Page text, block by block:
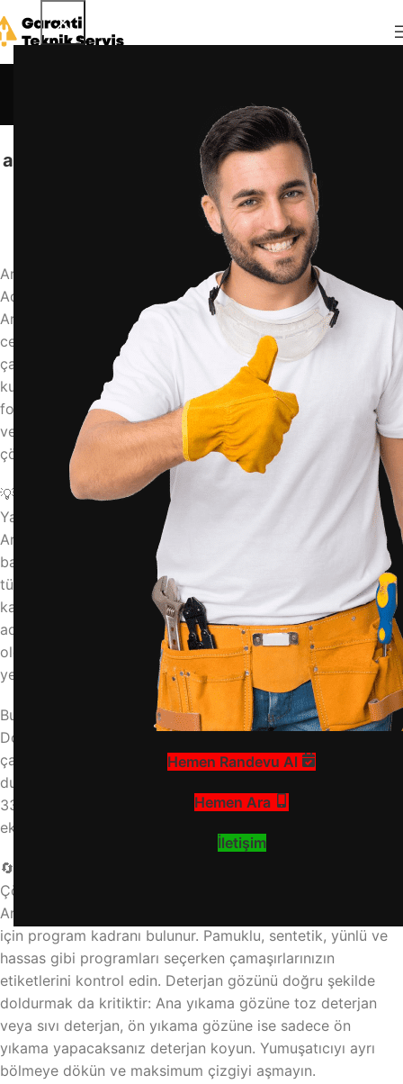
Hemen Randevu Al
Hemen Ara
İletişim
Blog
BLOG
arçelik 3340 yg çamaşır makinesi nasıl çalışır
admin
4 Mayıs 2026
Arçelik 3340 YG Çamaşır Makinesi Nasıl Çalışır? Adım
Adım Kullanım Rehberi
Arçelik 3340 YG çamaşır makinesi nasıl çalışır sorusunun
cevabını bilmek, makinenizin ömrünü uzatır ve
çamaşırlarınızın daha temiz olmasını sağlar. Bu makine,
kullanıcı dostu bir panele sahip olup, temel yıkama
fonksiyonlarını başarıyla yerine getirir. Peki, bu makineyi en
verimli şekilde nasıl kullanabilirsiniz? İşte adım adım
çözümlerle dolu detaylı kılavuz.
💡 Hazırlık Aşaması: Makinenizi Çalıştırmadan Önce
Yapmanız Gerekenler
Arçelik 3340 YG modelinde yıkama işlemi, doğru hazırlıkla
başlar. Öncelikle çamaşırlarınızı renklerine ve kumaş
türlerine göre ayırın. Cepleri boşaltmak, fermuarları
kapatmak ve hassas kumaşları fileye koymak gibi basit
adımları atlamayın. Makinenin su giriş hortumunun açık
olduğundan ve tahliye hortumunun doğru şekilde
yerleştirildiğinden emin olun.
Bu aşama, makinenizin sorunsuz çalışmasının temelidir.
Doğru hazırlık, hem enerji tüketimini azaltır hem de
çamaşırlarınızın zarar görmesini engeller. Bu gibi
durumlarda profesyonel destek almanız gerekir. Arçelik
3340 YG çamaşır makinesi arızaları konusunda uzman
ekibimizle hizmetinizdeyiz.
🔄 Program Seçimi ve Deterjan Yerleştirme: Adım Adım
Çözüm
Arçelik 3340 YG’nin kontrol panelinde, farklı kumaş türleri
için program kadranı bulunur. Pamuklu, sentetik, yünlü ve
hassas gibi programları seçerken çamaşırlarınızın
etiketlerini kontrol edin. Deterjan gözünü doğru şekilde
doldurmak da kritiktir: Ana yıkama gözüne toz deterjan
veya sıvı deterjan, ön yıkama gözüne ise sadece ön
yıkama yapacaksanız deterjan koyun. Yumuşatıcıyı ayrı
bölmeye dökün ve maksimum çizgiyi aşmayın.